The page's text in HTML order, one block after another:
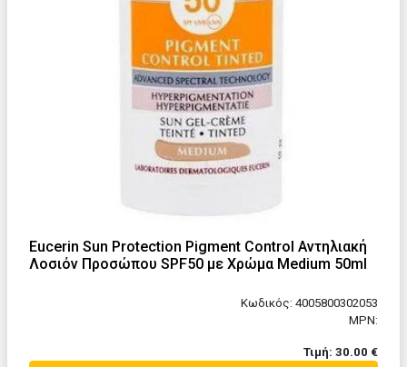
Eucerin Sun Protection Pigment Control Αντηλιακή
Λοσιόν Προσώπου SPF50 με Χρώμα Medium 50ml
Κωδικός: 4005800302053
MPN:
Τιμή: 30.00 €